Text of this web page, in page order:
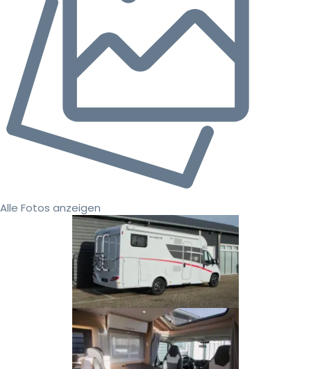
Alle Fotos anzeigen